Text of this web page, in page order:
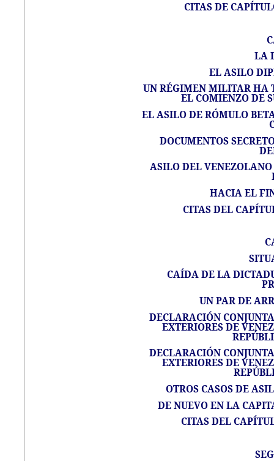
CITAS DE
LA
EL ASILO
UN RÉGIMEN MILITAR HA
EL COMIENZO DE
EL ASILO DE RÓMULO
DOCUMENTOS
ASILO DEL
HACIA EL
CITAS DEL
CAÍDA DE LA
UN PAR DE
DECLARACIÓN
EXTERIORES DE
DECLARACIÓN
EXTERIORES DE
OTROS CASOS DE
DE NUEVO EN LA
CITAS DEL